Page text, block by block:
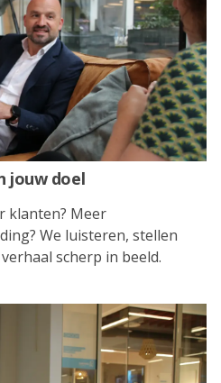
jouw doel
klanten? Meer
We luisteren, stellen
scherp in beeld.